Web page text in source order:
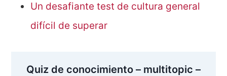
Un desafiante test de cultura general
difícil de superar
Quiz de conocimiento – multitopic –